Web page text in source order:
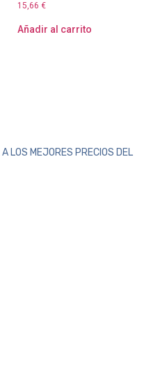
15,66 €
Añadir al carrito
LOS MEJORES PRECIOS DEL